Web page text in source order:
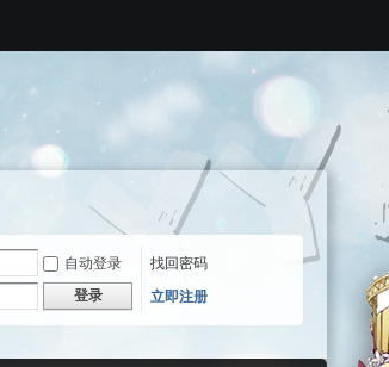
自动登录
找回密码
登录 立即注册